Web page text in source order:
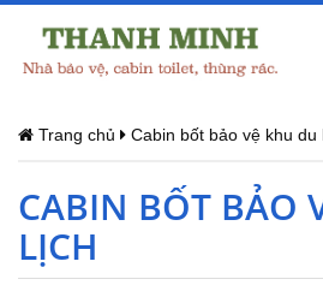
Trang chủ Cabin bốt bảo vệ khu du
CABIN BỐT BẢO
LỊCH